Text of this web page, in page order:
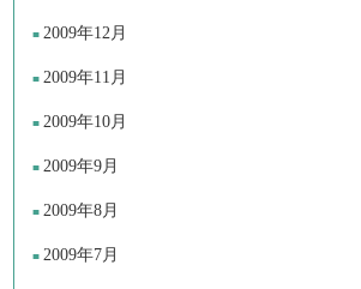
2009年12月
2009年11月
2009年10月
2009年9月
2009年8月
2009年7月